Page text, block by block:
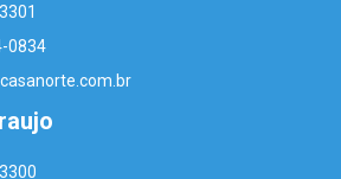
0834